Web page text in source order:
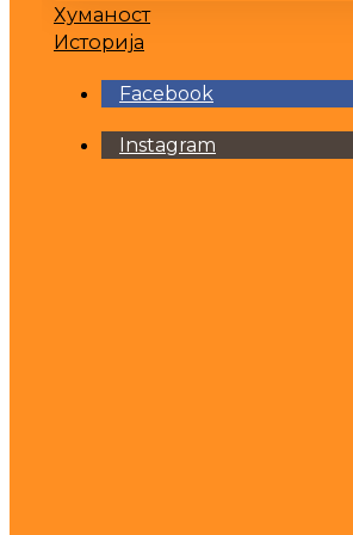
Хуманост
Историја
Facebook
Instagram